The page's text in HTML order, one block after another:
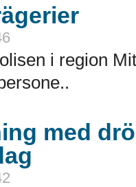
i region
med